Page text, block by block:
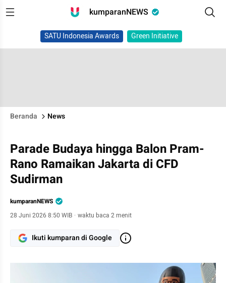
kumparanNEWS
SATU Indonesia Awards Green Initiative
Beranda News
Parade Budaya hingga Balon Pram-
Rano Ramaikan Jakarta di CFD
Sudirman
kumparanNEWS
28 Juni 2026 8:50 WIB · waktu baca 2 menit
Ikuti kumparan di Google